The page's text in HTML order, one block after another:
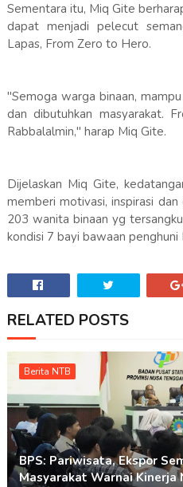
Sementara itu, Miq Gite
dapat menjadi pelecut
Lapas, From Zero to Hero.
"Semoga warga binaan,
dan dibutuhkan masyarakat.
Rabbalalmin," harap Miq Gite.
Dijelaskan Miq Gite,
memberi motivasi, inspirasi
203 wanita binaan yg
kondisi 7 bayi bawaan penghuni
RELATED POSTS
Berita NTB
BPS: Pariwisata, Ekspor
Masyarakat Warnai Kinerja